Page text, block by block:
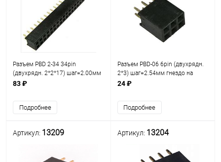
Разъем PBD 2-34 34pin
(двухрядн. 2*2*17) шаг=2.00мм
гнездо на плату/ответная часть
штыревой Двухрядный на
плату 34pin
83 ₽
Подробнее
Разъем PBD-06 6pin (двухрядн.
2*3) шаг=2.54мм гнездо на
плату (PBD06) /ответная часть
Двухрядный на плату 6pin
24 ₽
Подробнее
Артикул: 13209 Артикул: 13204